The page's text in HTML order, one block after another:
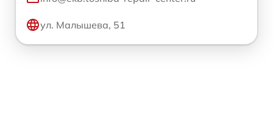
ул. Малышева, 51